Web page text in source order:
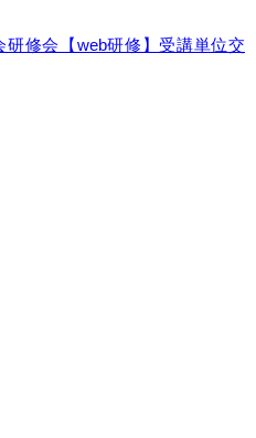
研修会【web研修】受講単位交